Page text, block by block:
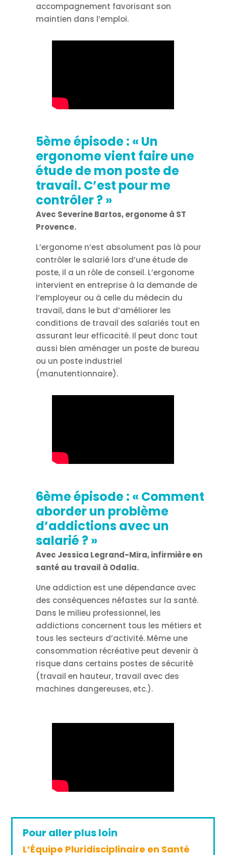
accompagnement favorisant son
maintien dans l’emploi.
5ème épisode : « Un
ergonome vient faire une
étude de mon poste de
travail. C’est pour me
contrôler ?»
Avec Severine Bartos, ergonome à ST
Provence.
L’ergonome n’est absolument pas là pour
contrôler le salarié lors d’une étude de
poste, il a un rôle de conseil. L’ergonome
intervient en entreprise à la demande de
l’employeur ou à celle du médecin du
travail, dans le but d’améliorer les
conditions de travail des salariés tout en
assurant leur efficacité. Il peut donc tout
aussi bien aménager un poste de bureau
ou un poste industriel
(manutentionnaire).
6ème épisode : « Comment
aborder un problème
d’addictions avec un
salarié ?»
Avec Jessica Legrand-Mira, infirmière en
santé au travail à Odalia.
Une addiction est une dépendance avec
des conséquences néfastes sur la santé.
Dans le milieu professionnel, les
addictions concernent tous les métiers et
tous les secteurs d’activité. Même une
consommation récréative peut devenir à
risque dans certains postes de sécurité
(travail en hauteur, travail avec des
machines dangereuses, etc.).
Pour aller plus loin
L’Équipe Pluridisciplinaire en Santé